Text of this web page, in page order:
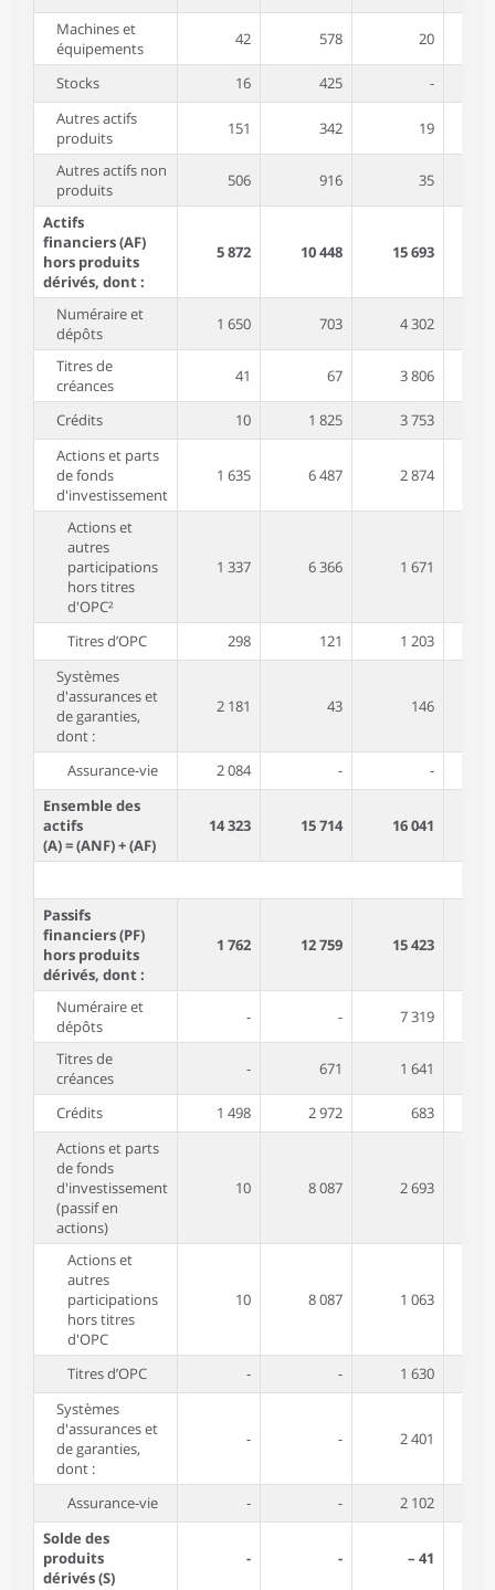
Machines et
équipements
42 578 20
Stocks 16 425
-
Autres actifs
produits
151 342 19
Autres actifs non
produits
506 916 35
Actifs
financiers (AF)
hors produits
dérivés, dont :
5 872 10 448 15 693
Numéraire et
dépôts
1 650 703 4 302
Titres de
créances
41 67 3 806
Crédits 10 1 825
3 753
Actions et parts
de fonds
d'investissement
1 635 6 487 2 874
Actions et
autres
participations
hors titres
d'OPC²
1 337 6 366 1 671
Titres d’OPC 298 121
1 203
Systèmes
d'assurances et
de garanties,
dont :
2 181 43 146
Assurance-vie 2 084 -
-
Ensemble des
actifs
(A) = (ANF) + (AF)
14 323 15 714 16 041
Passifs
financiers (PF)
hors produits
dérivés, dont :
1 762 12 759 15 423
Numéraire et
dépôts
- - 7 319
Titres de
créances
- 671 1 641
Crédits 1 498 2 972
683
Actions et parts
de fonds
d'investissement
(passif en
actions)
10 8 087 2 693
Actions et
autres
participations
hors titres
d'OPC
10 8 087 1 063
Titres d’OPC - -
1 630
Systèmes
d'assurances et
de garanties,
dont :
- - 2 401
Assurance-vie - -
2 102
Solde des
produits
dérivés (S)
- - – 41